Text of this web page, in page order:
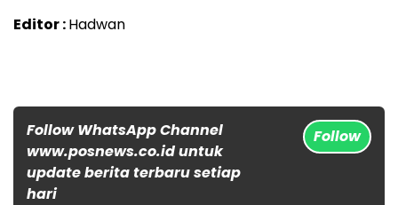
Editor :Hadwan
Follow WhatsApp Channel
www.posnews.co.id untuk
update berita terbaru setiap
hari
Follow